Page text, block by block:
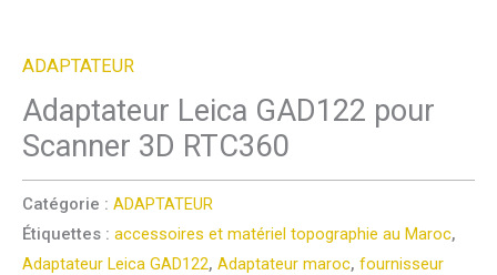
ADAPTATEUR
Adaptateur Leica GAD122 pour
Scanner 3D RTC360
Catégorie : ADAPTATEUR
Étiquettes : accessoires et matériel topographie au Maroc,
Adaptateur Leica GAD122, Adaptateur maroc, fournisseur